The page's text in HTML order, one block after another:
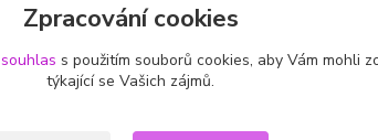
Zpracování cookies
souhlas s použitím souborů cookies, aby Vám mohli
týkající se Vašich zájmů.